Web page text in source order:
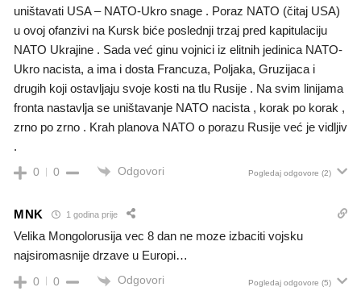
uništavati USA – NATO-Ukro snage . Poraz NATO (čitaj USA)
u ovoj ofanzivi na Kursk biće poslednji trzaj pred kapitulaciju
NATO Ukrajine . Sada već ginu vojnici iz elitnih jedinica NATO-
Ukro nacista, a ima i dosta Francuza, Poljaka, Gruzijaca i
drugih koji ostavljaju svoje kosti na tlu Rusije . Na svim linijama
fronta nastavlja se uništavanje NATO nacista , korak po korak ,
zrno po zrno . Krah planova NATO o porazu Rusije već je vidljiv
.
0 0 Odgovori Pogledaj odgovore (2)
MNK 1 godina prije
Velika Mongolorusija vec 8 dan ne moze izbaciti vojsku
najsiromasnije drzave u Europi…
0 0 Odgovori Pogledaj odgovore (5)